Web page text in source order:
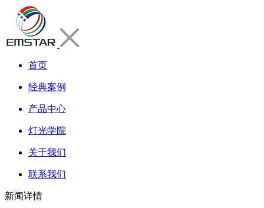
首页
经典案例
产品中心
灯光学院
关于我们
联系我们
新闻详情